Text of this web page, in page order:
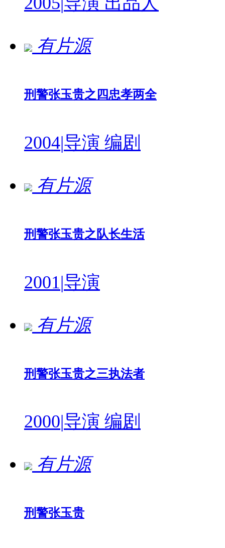
有片源
刑警张玉贵之四忠孝两全
2004|导演 编剧
有片源
刑警张玉贵之队长生活
2001|导演
有片源
刑警张玉贵之三执法者
2000|导演 编剧
有片源
刑警张玉贵